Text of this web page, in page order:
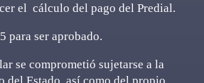
el cálculo del pago del Predial.
para ser aprobado.
se comprometió sujetarse a la
del Estado, así como del propio